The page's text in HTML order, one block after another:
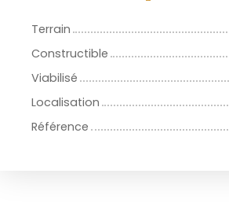
Terrain
Constructible
Viabilisé
Localisation
Référence